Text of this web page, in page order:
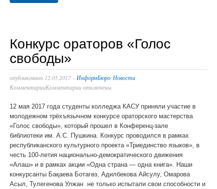
Конкурс ораторов «Голос
свободы»
опубликовано 12.05.2017 - ИнформБюро Новости
КомментарииКомментарии отключены
12 мая 2017 года студенты колледжа КАСУ приняли участие в
молодежном трёхъязычном конкурсе ораторского мастерства
«Голос свободы», который прошел в Конференц-зале
библиотеки им. А.С. Пушкина. Конкурс проводился в рамках
республиканского культурного проекта «Триединство языков», в
честь 100-летия национально-демократического движения
«Алаш» и в рамках акции «Одна страна — одна книга». Наши
конкурсанты Бақаева Ботагөз, Адилбекова Айсулу, Омарова
Асыл, Тулегенова Улжан не только испытали свои способности и